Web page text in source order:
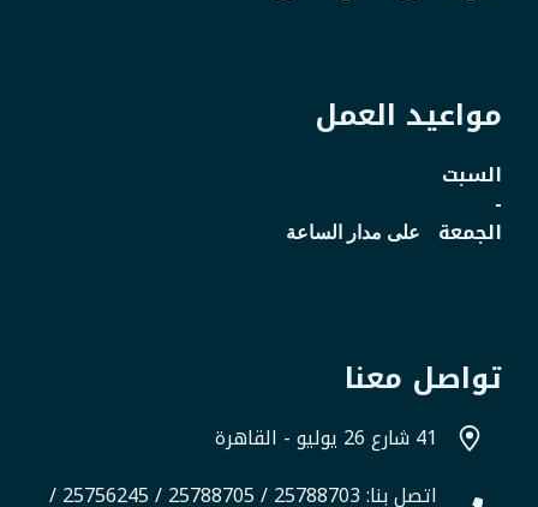
مواعيد العمل
السبت
-
الجمعة على مدار الساعة
تواصل معنا
41 شارع 26 يوليو - القاهرة
اتصل بنا: 25788703 / 25788705 / 25756245 /